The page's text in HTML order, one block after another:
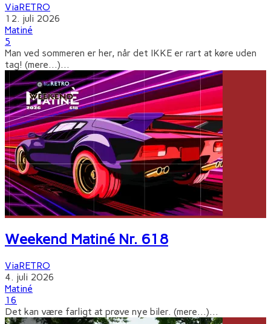
ViaRETRO
12. juli 2026
Matiné
5
Man ved sommeren er her, når det IKKE er rart at køre uden
tag! (mere…)...
Weekend Matiné Nr. 618
ViaRETRO
4. juli 2026
Matiné
16
Det kan være farligt at prøve nye biler. (mere…)...